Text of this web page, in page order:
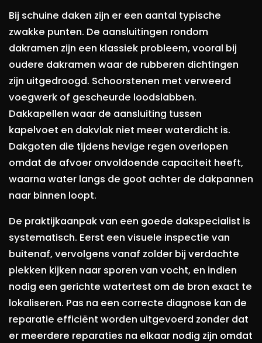
Bij schuine daken zijn er een aantal typische
zwakke punten. De aansluitingen rondom
dakramen zijn een klassiek probleem, vooral bij
oudere dakramen waar de rubberen dichtingen
zijn uitgedroogd. Schoorstenen met verweerd
voegwerk of gescheurde loodslabben.
Dakkapellen waar de aansluiting tussen
kapelvoet en dakvlak niet meer waterdicht is.
Dakgoten die tijdens hevige regen overlopen
omdat de afvoer onvoldoende capaciteit heeft,
waarna water langs de goot achter de dakpannen
naar binnen loopt.
De praktijkaanpak van een goede dakspecialist is
systematisch. Eerst een visuele inspectie van
buitenaf, vervolgens vanaf zolder bij verdachte
plekken kijken naar sporen van vocht, en indien
nodig een gerichte watertest om de bron exact te
lokaliseren. Pas na een correcte diagnose kan de
reparatie efficiënt worden uitgevoerd zonder dat
er meerdere reparaties na elkaar nodig zijn omdat